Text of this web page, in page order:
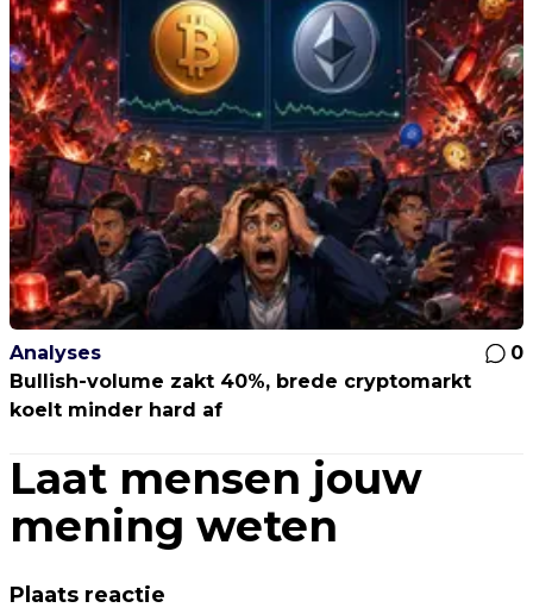
Analyses
0
Bullish-volume zakt 40%, brede cryptomarkt
koelt minder hard af
Laat mensen jouw
mening weten
Plaats reactie